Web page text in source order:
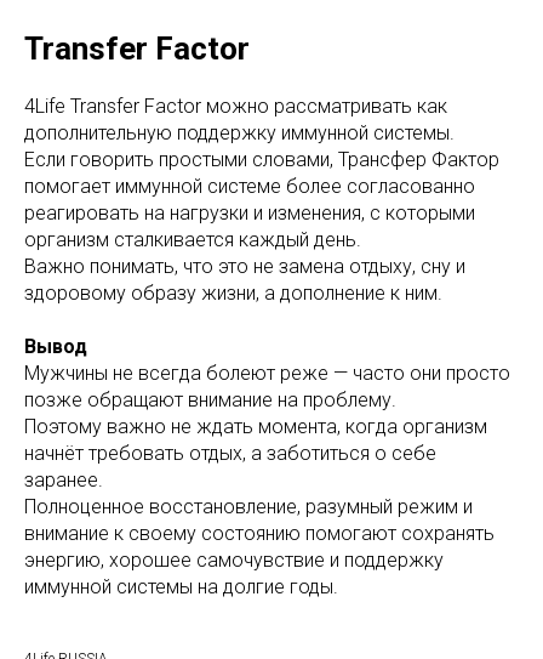
Transfer Factor
4Life Transfer Factor можно рассматривать как
дополнительную поддержку иммунной системы.
Если говорить простыми словами, Трансфер Фактор
помогает иммунной системе более согласованно
реагировать на нагрузки и изменения, с которыми
организм сталкивается каждый день.
Важно понимать, что это не замена отдыху, сну и
здоровому образу жизни, а дополнение к ним.
Вывод
Мужчины не всегда болеют реже — часто они просто
позже обращают внимание на проблему.
Поэтому важно не ждать момента, когда организм
начнёт требовать отдых, а заботиться о себе
заранее.
Полноценное восстановление, разумный режим и
внимание к своему состоянию помогают сохранять
энергию, хорошее самочувствие и поддержку
иммунной системы на долгие годы.